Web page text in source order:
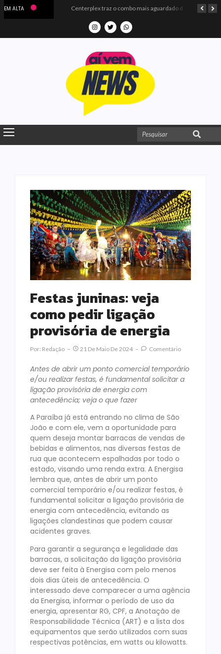
EM ALTA
Festas juninas: veja
como pedir ligação
provisória de energia
Por: Redação 21 De Maio De 2024 Comentário
Antes de abrir um ponto comercial temporário
e/ou realizar festas, é fundamental solicitar a
ligação provisória de energia com
antecedência; veja o que fazer
A Paraíba já está entrando no clima de São
João e com ele, vem a oportunidade para
quem deseja montar barracas de vendas de
bebidas e alimentos, nas diversas festas de
rua que acontecem espalhadas por todo o
estado, visando uma renda extra. A Energisa
lembra que, antes de abrir um ponto
comercial temporário e/ou realizar festas, é
fundamental solicitar a ligação provisória de
energia com antecedência, evitando as
ligações clandestinas que podem causar
acidentes graves.
Para garantir a segurança e legalidade das
barracas, a solicitação da ligação provisória
deve ser feita à Energisa com pelo menos
dois dias úteis de antecedência. O
interessado deve comparecer a uma agência
da Energisa, informar o período de uso da
energia, apresentar RG, CPF, a Anotação de
Responsabilidade Técnica (ART) e a lista dos
equipamentos que serão utilizados com suas
respectivas potências, em watts ou kilowatts.